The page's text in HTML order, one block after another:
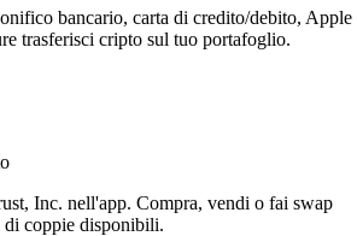
bancario, carta di credito/debito, Apple
trasferisci cripto sul tuo portafoglio.
Inc. nell'app. Compra, vendi o fai swap
di coppie disponibili.